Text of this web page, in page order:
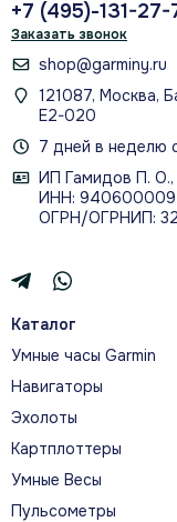
+7 (495)-131-27-
Заказать звонок
shop@garminy.ru
121087, Москва,
Е2-020
7 дней в неделю
ИП Гамидов П. О.,
ИНН:
ОГРН/ОГРНИП:
Каталог
Умные часы Garmin
Навигаторы
Эхолоты
Картплоттеры
Умные Весы
Пульсометры